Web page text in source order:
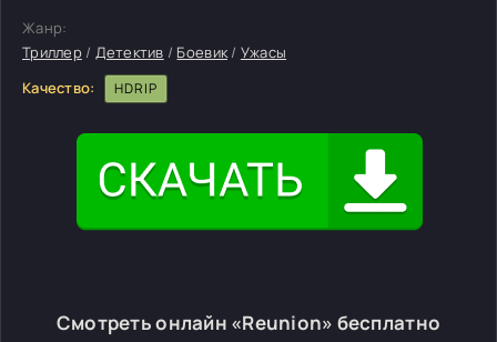
Жанр:
Триллер/ Детектив / Боевик/ Ужасы
Качество:
HDRIP
Смотреть онлайн «Reunion» бесплатно